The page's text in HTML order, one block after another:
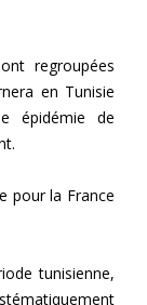
regroupées
en Tunisie
épidémie de
pour la France
tunisienne,